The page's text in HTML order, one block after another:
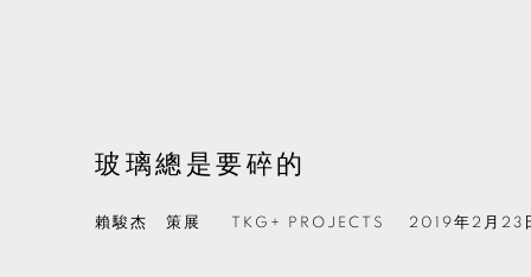
玻璃總是要碎的
賴駿杰 策展 2019年2月23
TKG+ PROJECTS